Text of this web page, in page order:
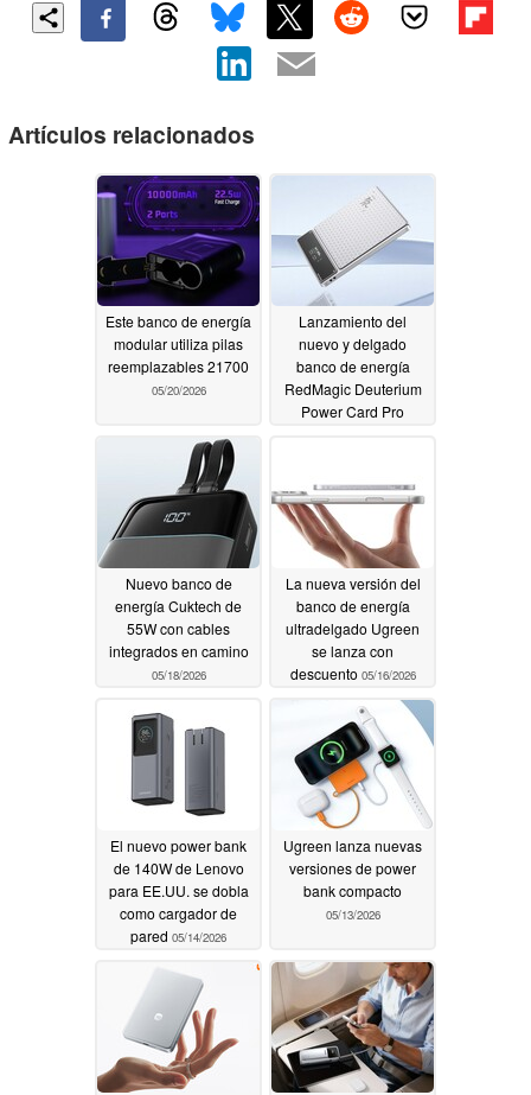
Artículos relacionados
Este banco de energía
modular utiliza pilas
reemplazables 21700
05/20/2026
Lanzamiento del
nuevo y delgado
banco de energía
RedMagic Deuterium
Power Card Pro
Nuevo banco de
energía Cuktech de
55W con cables
integrados en camino
05/18/2026
La nueva versión del
banco de energía
ultradelgado Ugreen
se lanza con
descuento 05/16/2026
El nuevo power bank
de 140W de Lenovo
para EE.UU. se dobla
como cargador de
pared 05/14/2026
Ugreen lanza nuevas
versiones de power
bank compacto
05/13/2026